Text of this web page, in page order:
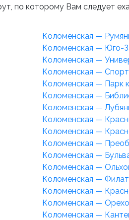
по которому Вам следует
Коломенская —
Коломенская — Юго-
Коломенская —
Коломенская —
Коломенская — Парк
Коломенская —
Коломенская —
Коломенская —
Коломенская —
Коломенская —
Коломенская —
Коломенская —
Коломенская —
Коломенская —
Коломенская —
Коломенская —